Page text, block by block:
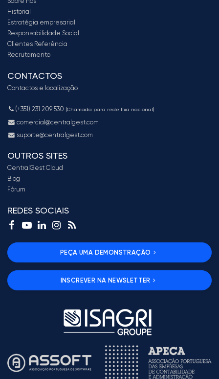
Historial
Estratégia empresarial
Responsabilidade Social
Clientes Referência
Recrutamento
CONTACTOS
Contactos e localização
(+351) 231 209 530 (Chamada para rede fixa nacional)
comercial@centralgest.com
suporte@centralgest.com
OUTROS SITES
CentralGest Cloud
Blog
Fórum
REDES SOCIAIS
PEÇA UMA DEMONSTRAÇÃO
INSCREVER NA NEWSLETTER